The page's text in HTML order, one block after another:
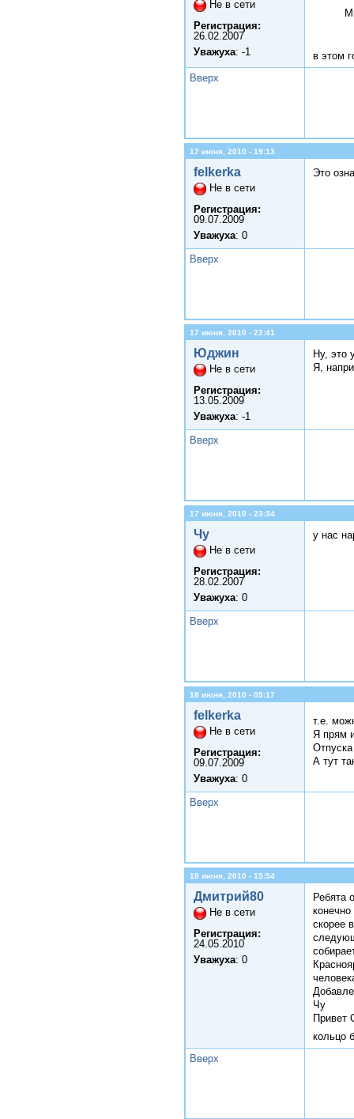
Не в сети
Регистрация:
26.02.2007
Уважуха: -1
в этом
Вверх
17 июня, 2010 - 19:13
felkerka
Не в сети
Регистрация:
09.07.2009
Уважуха: 0
Это
Вверх
17 июня, 2010 - 22:41
Юджин
Не в сети
Регистрация:
13.05.2009
Уважуха: -1
Ну, это
Я,
Вверх
17 июня, 2010 - 23:34
Чу
Не в сети
Регистрация:
28.02.2007
Уважуха: 0
у нас
Вверх
18 июня, 2010 - 05:17
felkerka
Не в сети
Регистрация:
09.07.2009
Уважуха: 0
т.е.
Я прям
А тут
Вверх
18 июня, 2010 - 15:54
Дмитрий80
Не в сети
Регистрация:
24.05.2010
Уважуха: 0
Ребята
скорее
Чу
Привет
кольцо
Вверх